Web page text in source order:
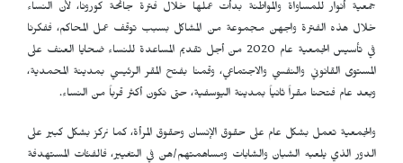
جمعية أنوار للمساواة والمواطنة بدأت عملها خلال فترة جائحة كورونا، لأن النساء
خلال هذه الفترة واجهن مجموعة من المشاكل بسبب توقف عمل المحاكم، ففكرنا
في تأسيس الجمعية عام 2020 من أجل تقديم المساعدة للنساء ضحايا العنف على
المستوى القانوني والنفسي والاجتماعي، وقمنا بفتح المقر الرئيسي بمدينة المحمدية،
وبعد عام فتحنا مقراً ثانياً بمدينة اليوسفية، حتى نكون أكثر قرباً من النساء.
والجمعية تعمل بشكل عام على حقوق الإنسان وحقوق المرأة، كما نركز بشكل كبير على
الدور الذي يلعبه الشبان والشابات ومساهمتهم/هن في التغيير، فالفئات المستهدفة